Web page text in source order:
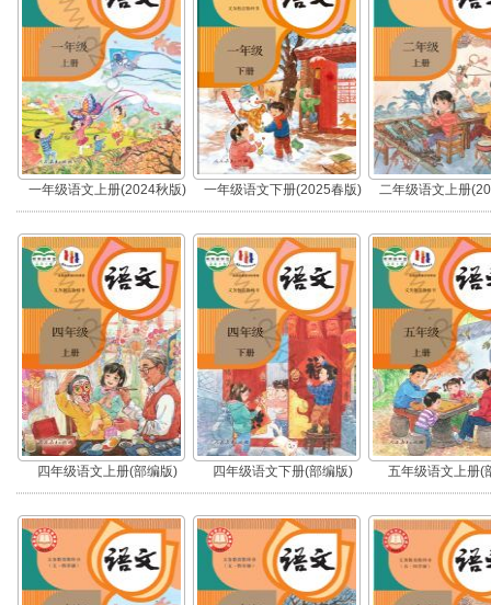
一年级语文上册(2024秋版)
(部编版)
一年级语文下册(2025春版)
(部编版)
二年级语文上册
(部编版)
四年级语文上册(部编版) 四年级语文下册(部编版) 五年级语文上册(